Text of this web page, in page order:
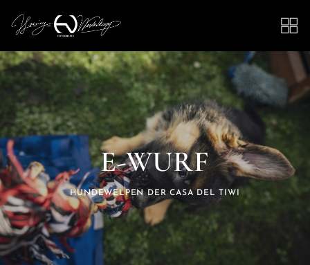
E-WURF
HUNDEWELPEN DER CASA DEL TIWI